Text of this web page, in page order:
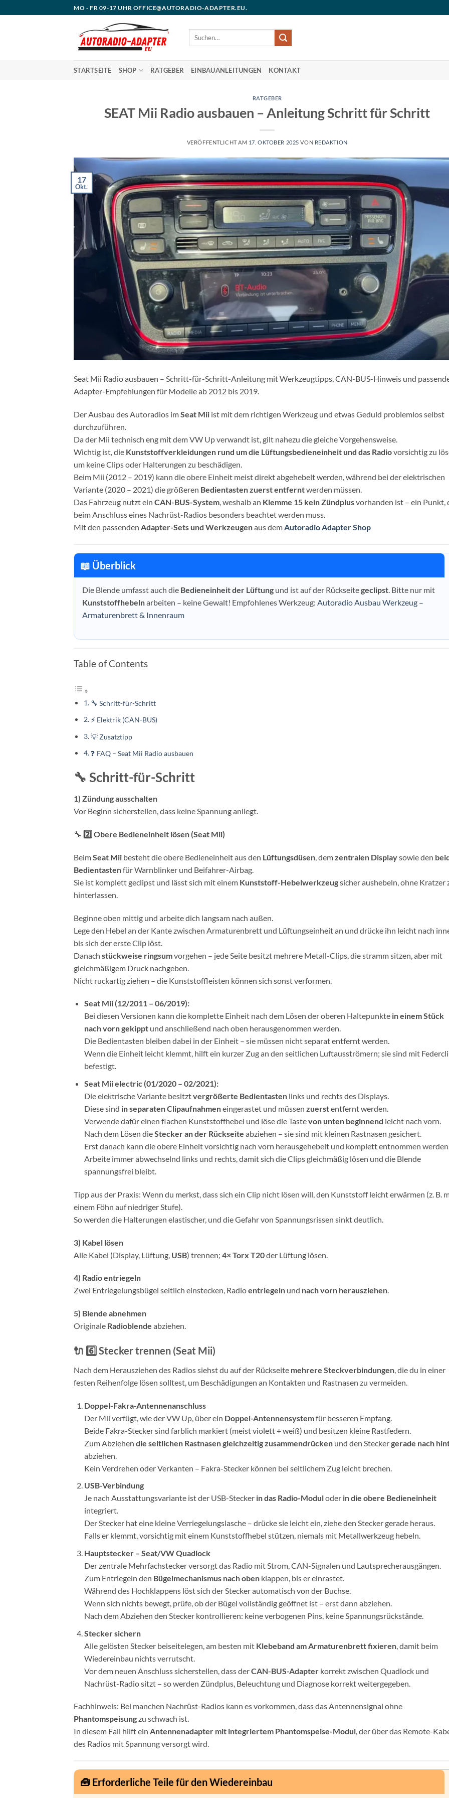
Inhalt
MO - FR 09-17 UHR OFFICE@AUTORADIO-ADAPTER.EU.
Suchen
STARTSEITE SHOP RATGEBER EINBAUANLEITUNGEN KONTAKT
RATGEBER
SEAT Mii Radio ausbauen – Anleitung Schritt für Schritt
VERÖFFENTLICHT AM 17. OKTOBER 2025 VON REDAKTION
17
Okt.
Seat Mii Radio ausbauen – Schritt-für-Schritt-Anleitung mit Werkzeugtipps, CAN-BUS-Hinweis und
Adapter-Empfehlungen für Modelle ab 2012 bis 2019.
Der Ausbau des Autoradios imSeat Mii ist mit dem richtigen Werkzeug und etwas Geduld problemlos selbst
durchzuführen.
Da der Mii technisch eng mit dem VW Up verwandt ist, gilt nahezu die gleiche Vorgehensweise.
Wichtig ist, die Kunststoffverkleidungen rund um die Lüftungsbedieneinheit und das Radiovorsichtig zu
um keine Clips oder Halterungen zu beschädigen.
Beim Mii (2012 – 2019) kann die obere Einheit meist direkt abgehebelt werden, während bei der elektrischen
Variante (2020 – 2021) die größeren Bedientasten zuerst entferntwerden müssen.
Das Fahrzeug nutzt ein CAN-BUS-System, weshalb an Klemme 15 kein Zündplusvorhanden ist – ein Punkt,
beim Anschluss eines Nachrüst-Radios besonders beachtet werden muss.
Mit den passenden Adapter-Sets und Werkzeugenaus demAutoradio Adapter Shop
📖 Überblick
Die Blende umfasst auch die Bedieneinheit der Lüftung und ist auf der Rückseitegeclipst . Bitte nur mit
Kunststoffhebelnarbeiten – keine Gewalt! Empfohlenes Werkzeug: Autoradio Ausbau Werkzeug –
Armaturenbrett & Innenraum
Table of Contents
🔧 Schritt-für-Schritt
⚡ Elektrik (CAN-BUS)
💡 Zusatztipp
❓ FAQ – Seat Mii Radio ausbauen
🔧 Schritt-für-Schritt
1) Zündung ausschalten
Vor Beginn sicherstellen, dass keine Spannung anliegt.
🔧 2️⃣ Obere Bedieneinheit lösen (Seat Mii)
BeimSeat Mii besteht die obere Bedieneinheit aus den Lüftungsdüsen, demzentralen Displaysowie den
Bedientastenfür Warnblinker und Beifahrer-Airbag.
Sie ist komplett geclipst und lässt sich mit einem Kunststoff-Hebelwerkzeugsicher aushebeln, ohne Kratzer
hinterlassen.
Beginne oben mittig und arbeite dich langsam nach außen.
Lege den Hebel an der Kante zwischen Armaturenbrett und Lüftungseinheit an und drücke ihn leicht nach
bis sich der erste Clip löst.
Danach stückweise ringsumvorgehen – jede Seite besitzt mehrere Metall-Clips, die stramm sitzen, aber mit
gleichmäßigem Druck nachgeben.
Nicht ruckartig ziehen – die Kunststoffleisten können sich sonst verformen.
Seat Mii (12/2011 – 06/2019):
Bei diesen Versionen kann die komplette Einheit nach dem Lösen der oberen Haltepunkte in einem Stück
nach vorn gekipptund anschließend nach oben herausgenommen werden.
Die Bedientasten bleiben dabei in der Einheit – sie müssen nicht separat entfernt werden.
Wenn die Einheit leicht klemmt, hilft ein kurzer Zug an den seitlichen Luftausströmern; sie sind mit
befestigt.
Seat Mii electric (01/2020 – 02/2021):
Die elektrische Variante besitztvergrößerte Bedientastenlinks und rechts des Displays.
Diese sind in separaten Clipaufnahmeneingerastet und müssen zuerstentfernt werden.
Verwende dafür einen flachen Kunststoffhebel und löse die Tastevon unten beginnend leicht nach vorn.
Nach dem Lösen dieStecker an der Rückseite abziehen – sie sind mit kleinen Rastnasen gesichert.
Erst danach kann die obere Einheit vorsichtig nach vorn herausgehebelt und komplett entnommen
Arbeite immer abwechselnd links und rechts, damit sich die Clips gleichmäßig lösen und die Blende
spannungsfrei bleibt.
Tipp aus der Praxis: Wenn du merkst, dass sich ein Clip nicht lösen will, den Kunststoff leicht erwärmen (z. B.
einem Föhn auf niedriger Stufe).
So werden die Halterungen elastischer, und die Gefahr von Spannungsrissen sinkt deutlich.
3) Kabel lösen
Alle Kabel (Display, Lüftung, USB) trennen; 4× Torx T20der Lüftung lösen.
4) Radio entriegeln
Zwei Entriegelungsbügel seitlich einstecken, Radioentriegeln und nach vorn herausziehen.
5) Blende abnehmen
Originale Radioblende abziehen.
🔌 6️⃣ Stecker trennen (Seat Mii)
Nach dem Herausziehen des Radios siehst du auf der Rückseite mehrere Steckverbindungen, die du in einer
festen Reihenfolge lösen solltest, um Beschädigungen an Kontakten und Rastnasen zu vermeiden.
Doppel-Fakra-Antennenanschluss
Der Mii verfügt, wie der VW Up, über ein Doppel-Antennensystemfür besseren Empfang.
Beide Fakra-Stecker sind farblich markiert (meist violett + weiß) und besitzen kleine Rastfedern.
Zum Abziehen die seitlichen Rastnasen gleichzeitig zusammendrückenund den Steckergerade nach
abziehen.
Kein Verdrehen oder Verkanten – Fakra-Stecker können bei seitlichem Zug leicht brechen.
USB-Verbindung
Je nach Ausstattungsvariante ist der USB-Stecker in das Radio-Moduloder in die obere Bedieneinheit
integriert.
Der Stecker hat eine kleine Verriegelungslasche – drücke sie leicht ein, ziehe den Stecker gerade heraus.
Falls er klemmt, vorsichtig mit einem Kunststoffhebel stützen, niemals mit Metallwerkzeug hebeln.
Hauptstecker – Seat/VW Quadlock
Der zentrale Mehrfachstecker versorgt das Radio mit Strom, CAN-Signalen und Lautsprecherausgängen.
Zum Entriegeln den Bügelmechanismus nach obenklappen, bis er einrastet.
Während des Hochklappens löst sich der Stecker automatisch von der Buchse.
Wenn sich nichts bewegt, prüfe, ob der Bügel vollständig geöffnet ist – erst dann abziehen.
Nach dem Abziehen den Stecker kontrollieren: keine verbogenen Pins, keine Spannungsrückstände.
Stecker sichern
Alle gelösten Stecker beiseitelegen, am besten mit Klebeband am Armaturenbrett fixieren, damit beim
Wiedereinbau nichts verrutscht.
Vor dem neuen Anschluss sicherstellen, dass derCAN-BUS-Adapterkorrekt zwischen Quadlock und
Nachrüst-Radio sitzt – so werden Zündplus, Beleuchtung und Diagnose korrekt weitergegeben.
Fachhinweis: Bei manchen Nachrüst-Radios kann es vorkommen, dass das Antennensignal ohne
Phantomspeisungzu schwach ist.
In diesem Fall hilft ein Antennenadapter mit integriertem Phantomspeise-Modul, der über das Remote-
des Radios mit Spannung versorgt wird.
🧰 Erforderliche Teile für den Wiedereinbau